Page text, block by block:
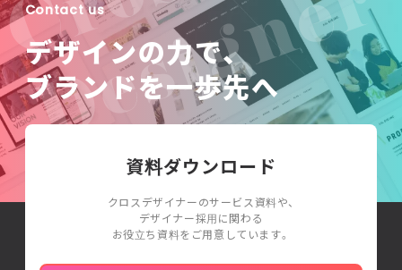
Contact us
デザインの力で、
ブランドを一歩先へ
資料ダウンロード
クロスデザイナーのサービス資料や、
デザイナー採用に関わる
お役立ち資料をご用意しています。